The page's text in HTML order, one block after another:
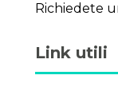
Richiedete
Link utili